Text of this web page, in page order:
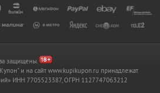
защищены.
и на сайт www.kupikupon.ru принадлежат
ИНН 7705523387, ОГРН 1127747063212